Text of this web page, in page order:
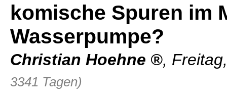
komische Spuren im
Wasserpumpe?
Christian Hoehne ,
3341 Tagen)